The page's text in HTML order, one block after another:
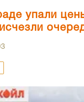
упали